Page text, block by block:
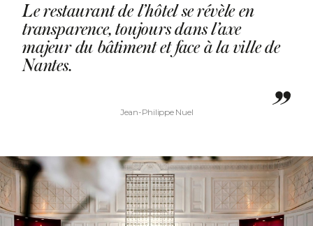
Le restaurant de l’hôtel se révèle en
transparence, toujours dans l’axe
majeur du bâtiment et face à la ville de
Nantes.
Jean-Philippe Nuel